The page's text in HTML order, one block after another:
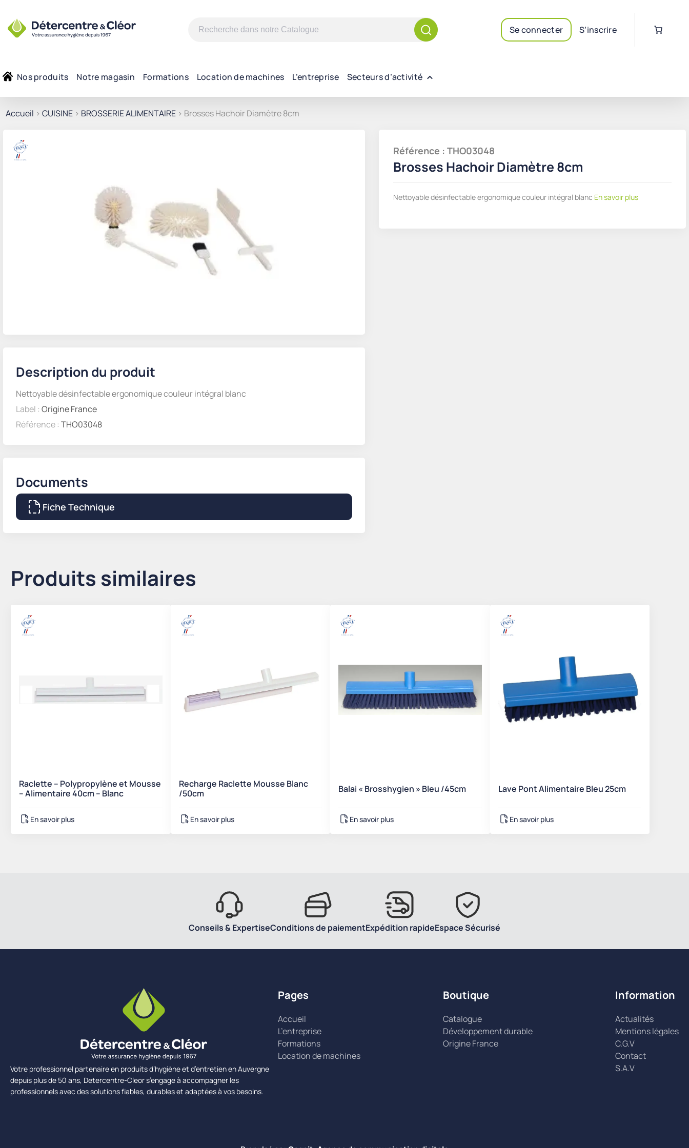
Recherche
Se connecter S’inscrire
Nos produits Notre magasin Formations Location de machines L’entreprise Secteurs d’activité
Accueil > CUISINE > BROSSERIE ALIMENTAIRE > Brosses Hachoir Diamètre 8cm
Description du produit
Nettoyable désinfectable ergonomique couleur intégral blanc
Label : Origine France
Référence : THO03048
Documents
Fiche Technique
Référence : THO03048
Brosses Hachoir Diamètre 8cm
Nettoyable désinfectable ergonomique couleur intégral blanc En savoir plus
Produits similaires
Raclette – Polypropylène et Mousse
– Alimentaire 40cm – Blanc
En savoir plus
Recharge Raclette Mousse Blanc
/50cm
En savoir plus
Balai « Brosshygien » Bleu /45cm
En savoir plus
Lave Pont Alimentaire Bleu 25cm
En savoir plus
Conseils & ExpertiseConditions de paiementExpédition rapideEspace Sécurisé
Votre professionnel partenaire en produits d’hygiène et d’entretien en Auvergne
depuis plus de 50 ans, Detercentre-Cleor s’engage à accompagner les
professionnels avec des solutions fiables, durables et adaptées à vos besoins.
Pages
Accueil
L’entreprise
Formations
Location de machines
Boutique
Catalogue
Développement durable
Origine France
Information
Actualités
Mentions légales
C.G.V
Contact
S.A.V